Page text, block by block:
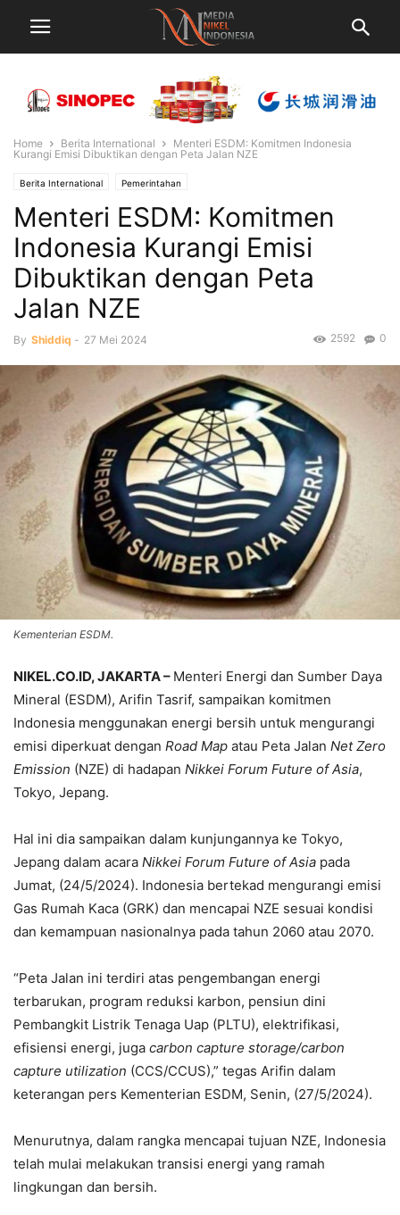
Home Berita International
Menteri ESDM: Komitmen Indonesia
Kurangi Emisi Dibuktikan dengan Peta Jalan NZE
Berita International Pemerintahan
Menteri ESDM: Komitmen
Indonesia Kurangi Emisi
Dibuktikan dengan Peta
Jalan NZE
By Shiddiq - 27 Mei 2024 0
2592
Kementerian ESDM.
NIKEL.CO.ID, JAKARTA – Menteri Energi dan Sumber Daya
Mineral (ESDM), Arifin Tasrif, sampaikan komitmen
Indonesia menggunakan energi bersih untuk mengurangi
emisi diperkuat dengan Road Map atau Peta Jalan Net Zero
Emission (NZE) di hadapan Nikkei Forum Future of Asia,
Tokyo, Jepang.
Hal ini dia sampaikan dalam kunjungannya ke Tokyo,
Jepang dalam acara Nikkei Forum Future of Asia pada
Jumat, (24/5/2024). Indonesia bertekad mengurangi emisi
Gas Rumah Kaca (GRK) dan mencapai NZE sesuai kondisi
dan kemampuan nasionalnya pada tahun 2060 atau 2070.
“Peta Jalan ini terdiri atas pengembangan energi
terbarukan, program reduksi karbon, pensiun dini
Pembangkit Listrik Tenaga Uap (PLTU), elektrifikasi,
efisiensi energi, juga carbon capture storage/carbon
capture utilization (CCS/CCUS),” tegas Arifin dalam
keterangan pers Kementerian ESDM, Senin, (27/5/2024).
Menurutnya, dalam rangka mencapai tujuan NZE, Indonesia
telah mulai melakukan transisi energi yang ramah
lingkungan dan bersih.